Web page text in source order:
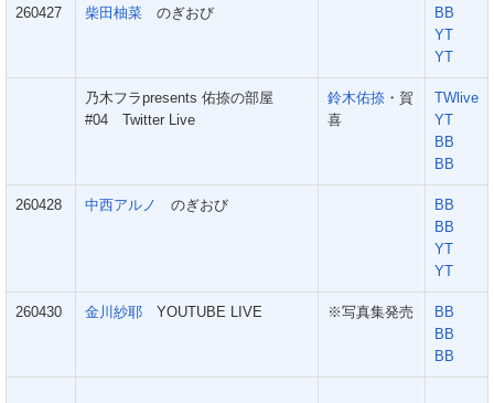
260427 柴田柚菜 のぎおび
BB
YT
YT
乃木フラpresents 佑捺の部屋
#04 Twitter Live
鈴木佑捺 ・賀
喜
TWlive
YT
BB
BB
260428 中西アルノ のぎおび
BB
BB
YT
YT
260430 金川紗耶 YOUTUBE LIVE ※写真集発売
BB
BB
BB